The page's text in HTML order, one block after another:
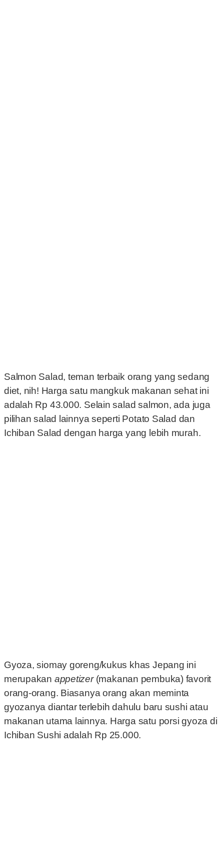
Salmon Salad, teman terbaik orang yang sedang
diet, nih! Harga satu mangkuk makanan sehat ini
adalah Rp 43.000. Selain salad salmon, ada juga
pilihan salad lainnya seperti Potato Salad dan
Ichiban Salad dengan harga yang lebih murah.
Gyoza, siomay goreng/kukus khas Jepang ini
merupakan appetizer (makanan pembuka) favorit
orang-orang. Biasanya orang akan meminta
gyozanya diantar terlebih dahulu baru sushi atau
makanan utama lainnya. Harga satu porsi gyoza di
Ichiban Sushi adalah Rp 25.000.